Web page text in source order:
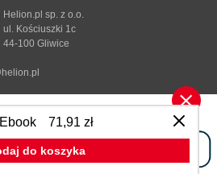
Ebook 71,91 zł
do koszyka
Helion.pl sp. z o.o.
ul. Kościuszki 1c
44-100 Gliwice